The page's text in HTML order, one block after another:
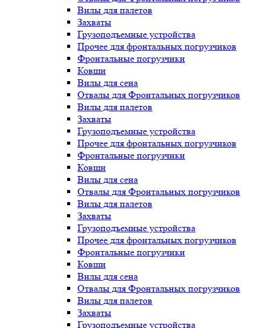
Вилы для палетов
Захваты
Грузоподъемные устройства
Прочее для фронтальных погрузчиков
Фронтальные погрузчики
Ковши
Вилы для сена
Отвалы для Фронтальных погрузчиков
Вилы для палетов
Захваты
Грузоподъемные устройства
Прочее для фронтальных погрузчиков
Фронтальные погрузчики
Ковши
Вилы для сена
Отвалы для Фронтальных погрузчиков
Вилы для палетов
Захваты
Грузоподъемные устройства
Прочее для фронтальных погрузчиков
Фронтальные погрузчики
Ковши
Вилы для сена
Отвалы для Фронтальных погрузчиков
Вилы для палетов
Захваты
Грузоподъемные устройства